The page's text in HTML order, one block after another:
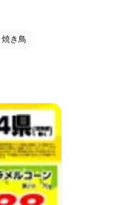
焼き鳥